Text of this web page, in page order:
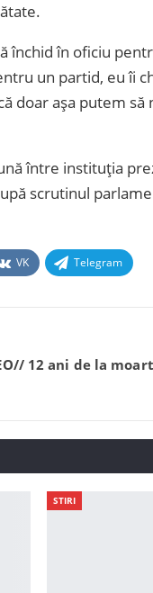
închid în oficiu
un partid, eu îi
doar așa putem să
între instituția
scrutinul
VK Telegram
12 ani de la
STIRI